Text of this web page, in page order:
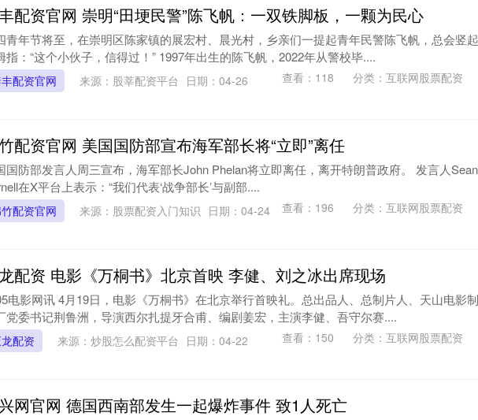
配资官网 崇明“田埂民警”陈飞帆：一双铁脚板，一颗为民心
青年节将至，在崇明区陈家镇的展宏村、晨光村，乡亲们一提起青年民警陈飞帆，总会竖起
指：“这个小伙子，信得过！” 1997年出生的陈飞帆，2022年从警校毕....
配资官网 来源：股莘配资平台 日期：04-26 查看： 118 分类： 互联网股票配资
配资官网 美国国防部宣布海军部长将“立即”离任
国防部发言人周三宣布，海军部长John Phelan将立即离任，离开特朗普政府。 发言人Sean
在X平台上表示：“我们代表‘战争部长’与副部....
配资官网 来源：股票配资入门知识 日期：04-24 查看： 196 分类： 互联网股票配资
配资 电影《万桐书》北京首映 李健、刘之冰出席现场
电影网讯 4月19日，电影《万桐书》在北京举行首映礼。总出品人、总制片人、天山电影制
党委书记荆鲁洲，导演西尔扎提牙合甫、编剧姜宏，主演李健、吾守尔赛....
配资 来源：炒股怎么配资平台 日期：04-22 查看： 150 分类： 互联网股票配资
网官网 德国西南部发生一起爆炸事件 致1人死亡